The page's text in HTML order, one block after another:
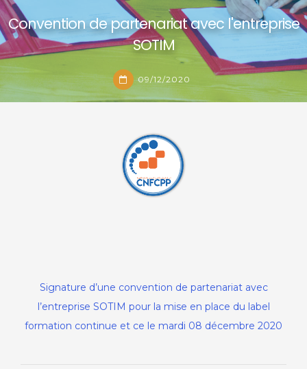
Convention de partenariat avec l'entreprise
SOTIM
09/12/2020
09/12/2020
Signature d’une convention de partenariat avec
l’entreprise SOTIM pour la mise en place du label
formation continue et ce le mardi 08 décembre 2020